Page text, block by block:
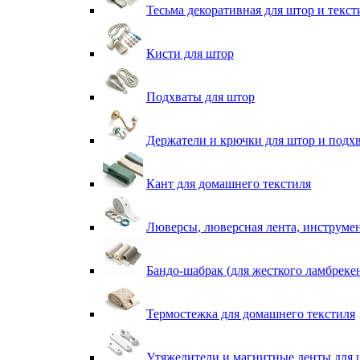
Тесьма декоративная для штор и
Кисти для штор
Подхваты для штор
Держатели и крючки для штор и
Кант для домашнего текстиля
Люверсы, люверсная лента,
Бандо-шабрак (для жесткого
Термостежка для домашнего текстиля
Утяжелители и магнитные ленты для